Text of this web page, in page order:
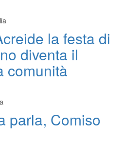
la festa di
diventa il
comunità
parla, Comiso